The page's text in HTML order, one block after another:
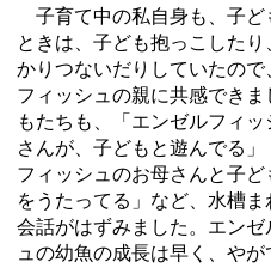
子育て中の私自身も、子ど
ときは、子ども抱っこしたり
かりつないだりしていたので
フィッシュの親に共感できま
もたちも、「エンゼルフィ
さんが、子どもと遊んでる」
フィッシュのお母さんと子ど
をうたってる」など、水槽ま
会話がはずみました。エンゼ
ュの幼魚の成長は早く、や